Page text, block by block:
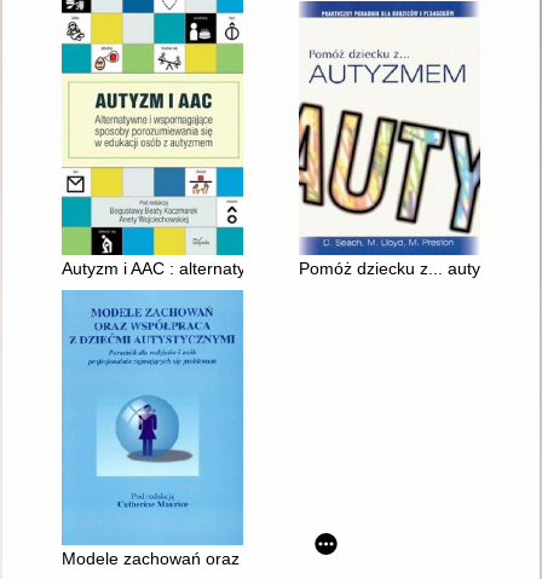
Autyzm i AAC : alternatywne i wspomagające sposoby
Pomóż dziecku z... autyzmem
Modele zachowań oraz współpraca z dziećmi autystycznymi